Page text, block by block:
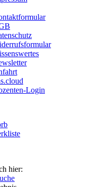
Login
hier: